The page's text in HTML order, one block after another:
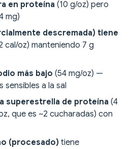
en proteína (10 g/oz) pero
mg)
descremada) tiene
cal/oz) manteniendo 7 g
más bajo (54 mg/oz) —
sensibles a la sal
superestrella de proteína (4
que es ~2 cucharadas) con
(procesado) tiene